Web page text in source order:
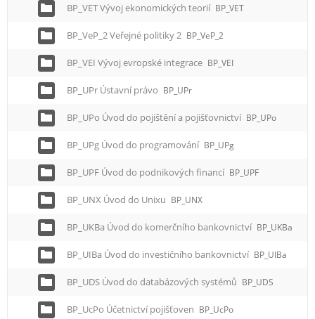
BP_VET Vývoj ekonomických teorií BP_VET
BP_VeP_2 Veřejné politiky 2 BP_VeP_2
BP_VEI Vývoj evropské integrace BP_VEI
BP_UPr Ústavní právo BP_UPr
BP_UPo Úvod do pojištění a pojišťovnictví BP_UPo
BP_UPg Úvod do programování BP_UPg
BP_UPF Úvod do podnikových financí BP_UPF
BP_UNX Úvod do Unixu BP_UNX
BP_UKBa Úvod do komerčního bankovnictví BP_UKBa
BP_UIBa Úvod do investičního bankovnictví BP_UIBa
BP_UDS Úvod do databázových systémů BP_UDS
BP_UcPo Účetnictví pojišťoven BP_UcPo